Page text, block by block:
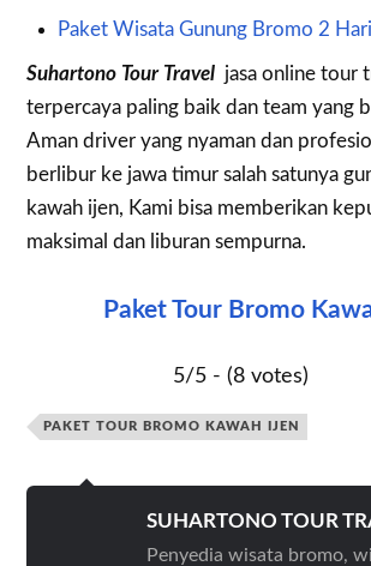
Paket Wisata Gunung Bromo 2
Suhartono Tour Travel jasa online tour
terpercaya paling baik dan team yang
Aman driver yang nyaman dan
berlibur ke jawa timur salah satunya
kawah ijen, Kami bisa memberikan
maksimal dan liburan sempurna.
Paket Tour Bromo
5/5 - (8 votes)
PAKET TOUR BROMO KAWAH IJEN
SUHARTONO TOUR
Penyedia wisata bromo,